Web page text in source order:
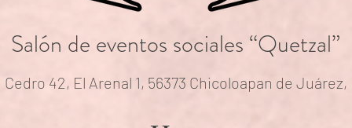
Salón de eventos sociales “Quetzal”
Cedro 42, El Arenal 1, 56373 Chicoloapan de Juárez,